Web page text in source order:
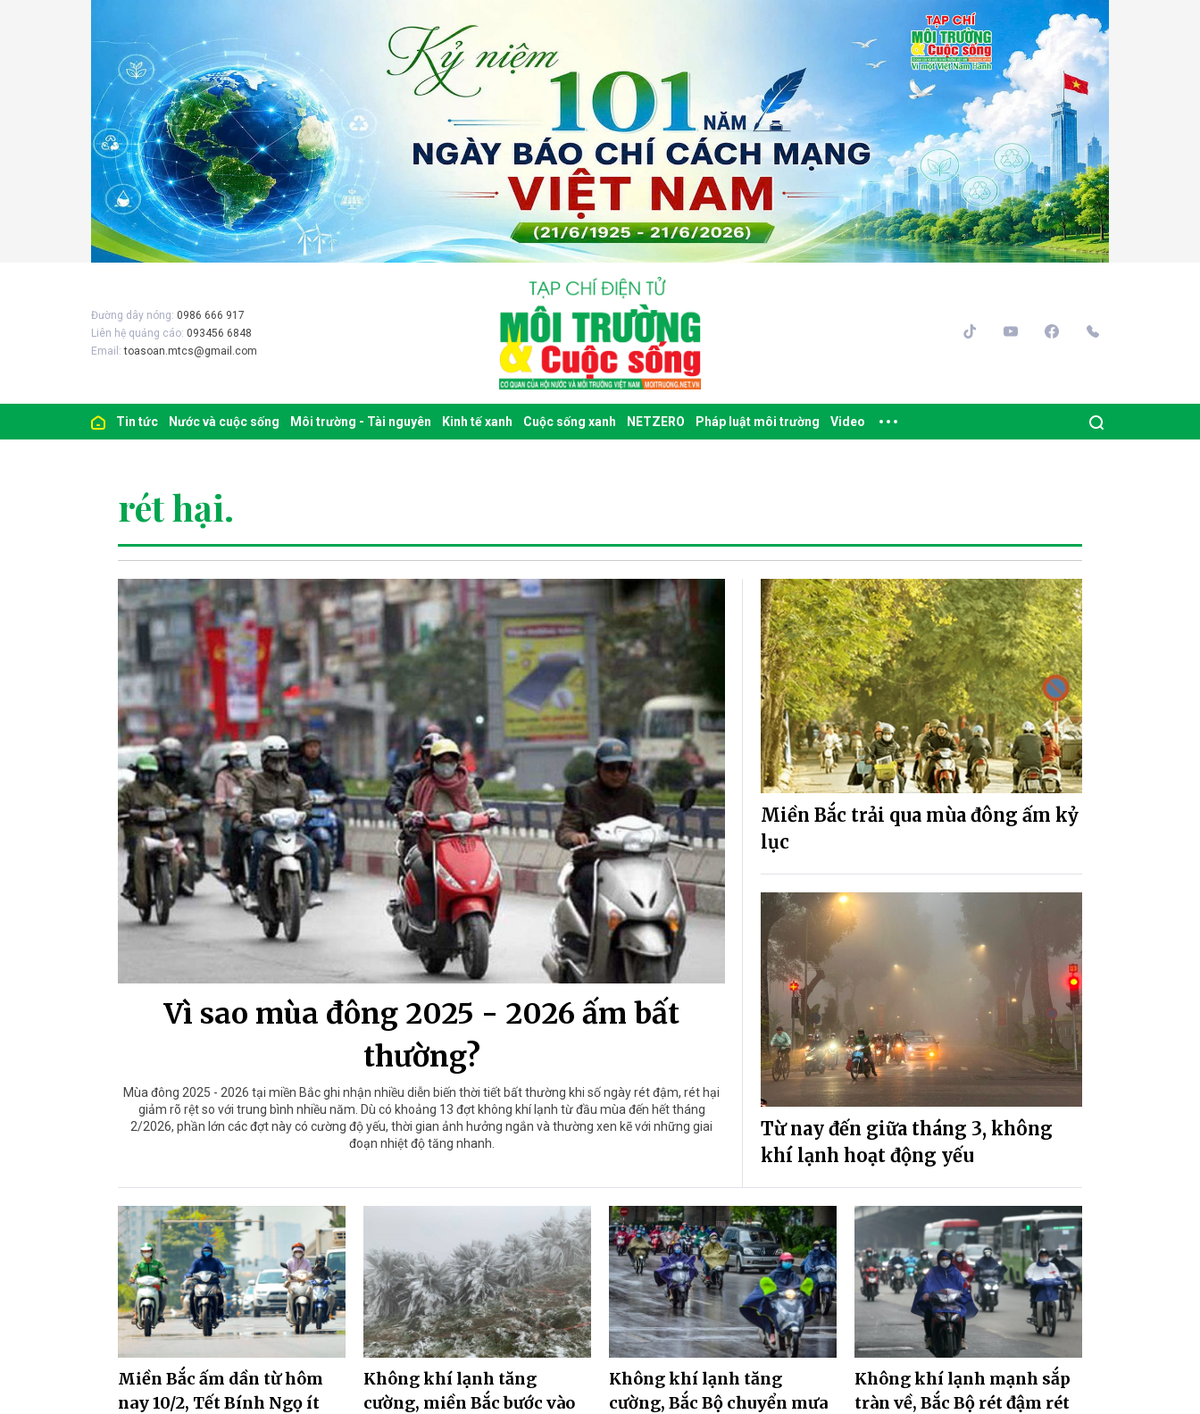
Đường dây nóng: 0986 666 917
Liên hệ quảng cáo: 093456 6848
Email:toasoan.mtcs@gmail.com
Tin tức Nước và cuộc sống Môi trường - Tài nguyên Kinh tế xanh Cuộc sống xanh NETZERO Pháp luật môi trường Video
rét hại.
Vì sao mùa đông 2025 - 2026 ấm bất
thường?
Mùa đông 2025 - 2026 tại miền Bắc ghi nhận nhiều diễn biến thời tiết bất thường khi số ngày rét đậm, rét hại
giảm rõ rệt so với trung bình nhiều năm. Dù có khoảng 13 đợt không khí lạnh từ đầu mùa đến hết tháng
2/2026, phần lớn các đợt này có cường độ yếu, thời gian ảnh hưởng ngắn và thường xen kẽ với những giai
đoạn nhiệt độ tăng nhanh.
Miền Bắc trải qua mùa đông ấm kỷ
lục
Từ nay đến giữa tháng 3, không
khí lạnh hoạt động yếu
Miền Bắc ấm dần từ hôm
nay 10/2, Tết Bính Ngọ ít
Không khí lạnh tăng
cường, miền Bắc bước vào
Không khí lạnh tăng
cường, Bắc Bộ chuyển mưa
Không khí lạnh mạnh sắp
tràn về, Bắc Bộ rét đậm rét